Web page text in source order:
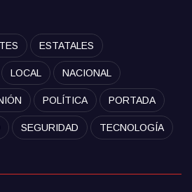
ESTATALES
LOCAL NACIONAL
POLÍTICA PORTADA
SEGURIDAD TECNOLOGÍA